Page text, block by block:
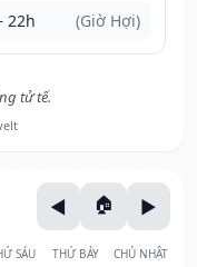
22h (Giờ Hợi)
tử tế.
SÁU THỨ BẢY CHỦ NHẬT